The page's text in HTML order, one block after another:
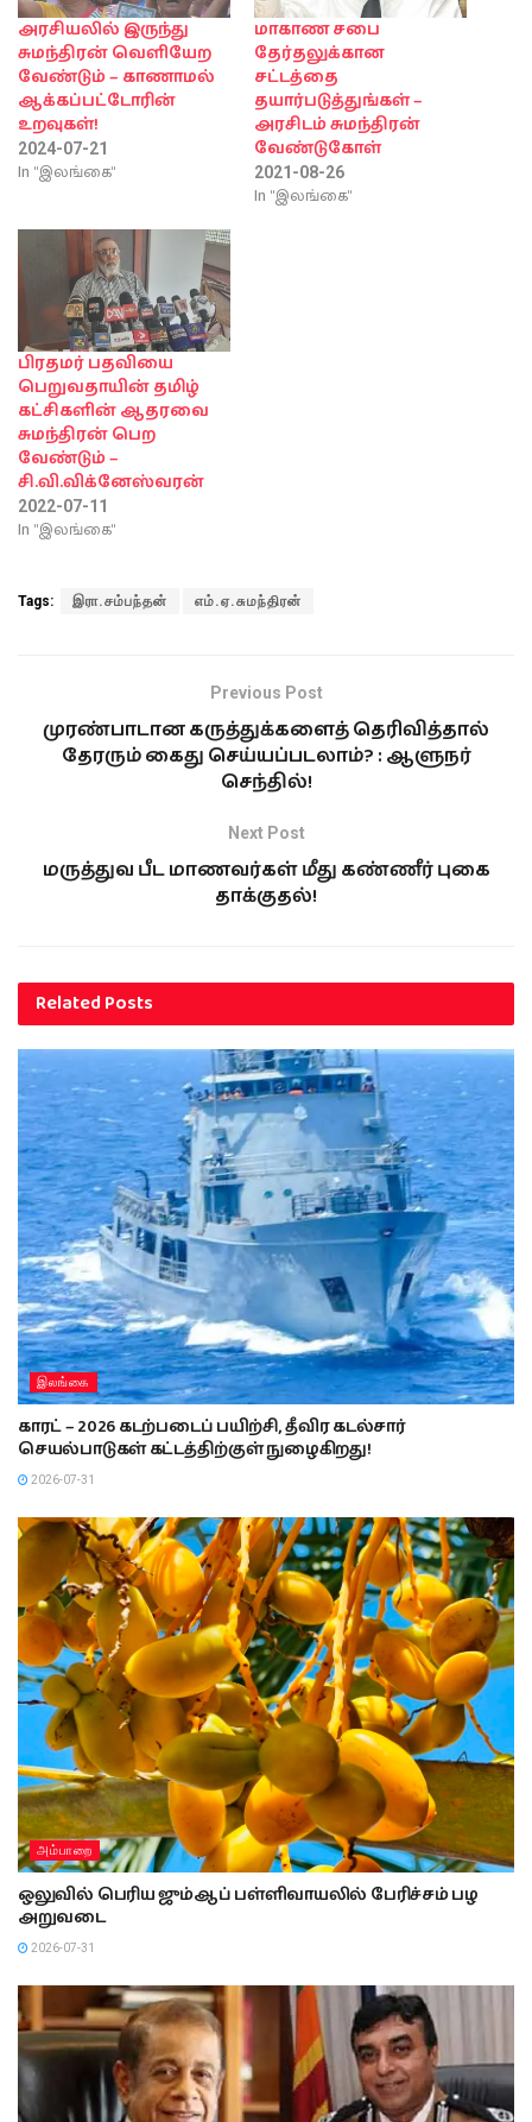
அரசியலில் இருந்து
சுமந்திரன் வெளியேற
வேண்டும் – காணாமல்
ஆக்கப்பட்டோரின்
உறவுகள்!
2024-07-21
In "இலங்கை"
மாகாண சபை
தேர்தலுக்கான
சட்டத்தை
தயார்படுத்துங்கள் –
அரசிடம் சுமந்திரன்
வேண்டுகோள்
2021-08-26
In "இலங்கை"
பிரதமர் பதவியை
பெறுவதாயின் தமிழ்
கட்சிகளின் ஆதரவை
சுமந்திரன் பெற
வேண்டும் –
சி.வி.விக்னேஸ்வரன்
2022-07-11
In "இலங்கை"
Tags: இரா.சம்பந்தன் எம்.ஏ.சுமந்திரன்
Previous Post
முரண்பாடான கருத்துக்களைத் தெரிவித்தால்
தேரரும் கைது செய்யப்படலாம்? : ஆளுநர்
செந்தில்!
Next Post
மருத்துவ பீட மாணவர்கள் மீது கண்ணீர் புகை
தாக்குதல்!
RelatedPosts
இலங்கை
காரட் – 2026 கடற்படைப் பயிற்சி, தீவிர கடல்சார்
செயல்பாடுகள் கட்டத்திற்குள் நுழைகிறது!
2026-07-31
அம்பாறை
ஒலுவில் பெரிய ஜும்ஆப் பள்ளிவாயலில் பேரிச்சம் பழ
அறுவடை
2026-07-31